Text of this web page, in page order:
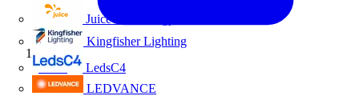
Juice Technology
Kingfisher Lighting
LedsC4
LEDVANCE
Inicio